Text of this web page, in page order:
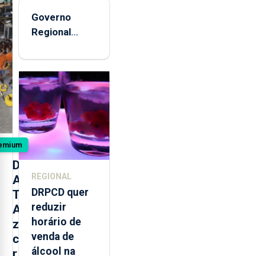
D
A
T
A
z
c
Governo
Regional
apartamentos
na freguesia
da Maia
REGIONAL
DRPCD quer
reduzir
horário de
venda de
álcool na